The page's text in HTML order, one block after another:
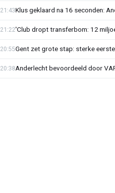
Klus geklaard na 16 seconden:
21:43
'Club dropt transferbom: 12
21:22
Gent zet grote stap: sterke
20:55
Anderlecht bevoordeeld door
20:38